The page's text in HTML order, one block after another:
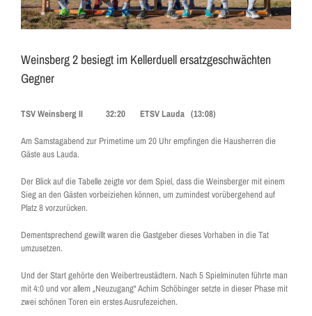
Weinsberg 2 besiegt im Kellerduell ersatzgeschwächten
Gegner
TSV Weinsberg II 32:20 ETSV Lauda (13:08)
Am Samstagabend zur Primetime um 20 Uhr empfingen die Hausherren die
Gäste aus Lauda.
Der Blick auf die Tabelle zeigte vor dem Spiel, dass die Weinsberger mit einem
Sieg an den Gästen vorbeiziehen können, um zumindest vorübergehend auf
Platz 8 vorzurücken.
Dementsprechend gewillt waren die Gastgeber dieses Vorhaben in die Tat
umzusetzen.
Und der Start gehörte den Weibertreustädtern. Nach 5 Spielminuten führte man
mit 4:0 und vor allem „Neuzugang“ Achim Schöbinger setzte in dieser Phase mit
zwei schönen Toren ein erstes Ausrufezeichen.